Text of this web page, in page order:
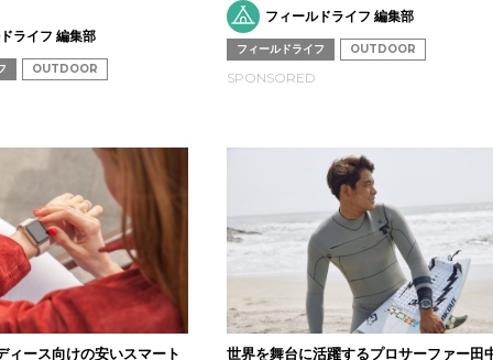
ライフ 編集部
OUTDOOR
フィールドライフ 編集部
フィールドライフ OUTDOOR
SPONSORED
ィース向けの安いスマート 世界を舞台に活躍するプロサーファー田